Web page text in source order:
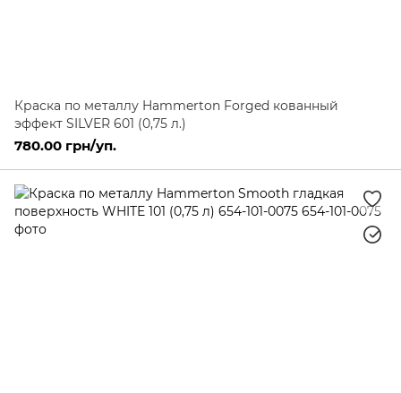
Краска по металлу Hammerton Forged кованный
эффект SILVER 601 (0,75 л.)
780.00 грн/уп.